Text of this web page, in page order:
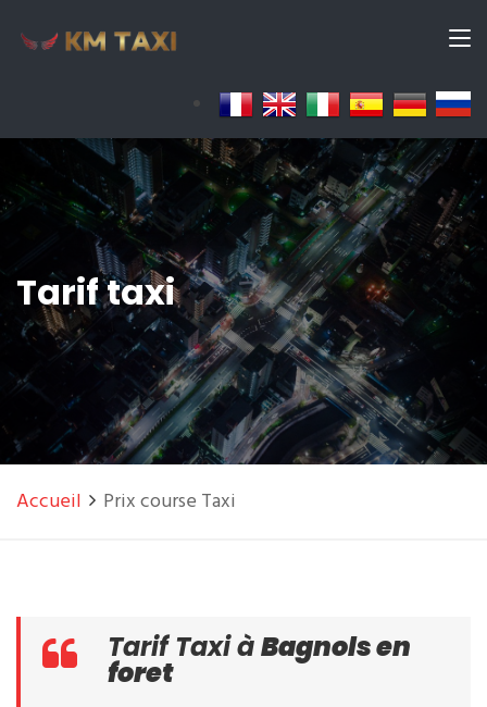
Tarif taxi
Accueil Prix course Taxi
Tarif Taxi àBagnols en
foret